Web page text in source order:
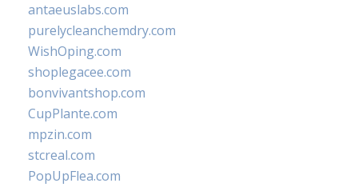
antaeuslabs.com
purelycleanchemdry.com
WishOping.com
shoplegacee.com
bonvivantshop.com
CupPlante.com
mpzin.com
stcreal.com
PopUpFlea.com